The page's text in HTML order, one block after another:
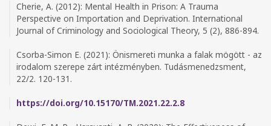
Cherie, A. (2012): Mental Health in Prison: A Trauma
Perspective on Importation and Deprivation. International
Journal of Criminology and Sociological Theory, 5 (2), 886-894.
Csorba-Simon E. (2021): Önismereti munka a falak mögött - az
irodalom szerepe zárt intézményben. Tudásmenedzsment,
22/2. 120-131.
https://doi.org/10.15170/TM.2021.22.2.8